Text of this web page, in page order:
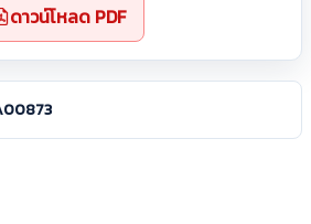
ดาวน์โหลด PDF